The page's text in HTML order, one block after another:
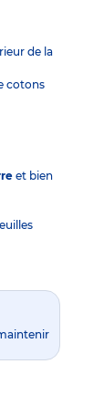
de la
cotons
et bien